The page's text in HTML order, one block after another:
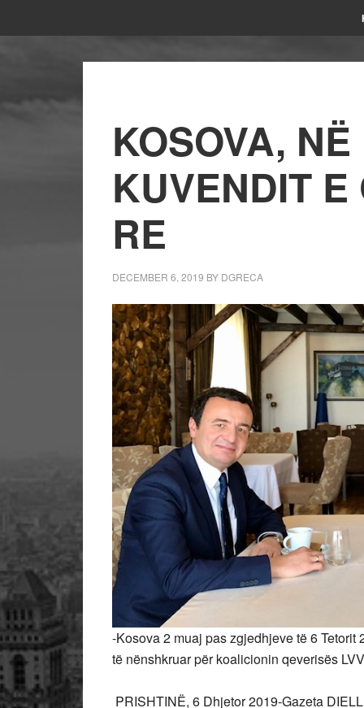
KOSOVA,
KUVENDIT
RE
DECEMBER 6, 2019 BY DGRECA
-Kosova 2 muaj pas zgjedhjeve të 6
të nënshkruar për koalicionin qeverisës
PRISHTINË, 6 Dhjetor 2019-Gazeta